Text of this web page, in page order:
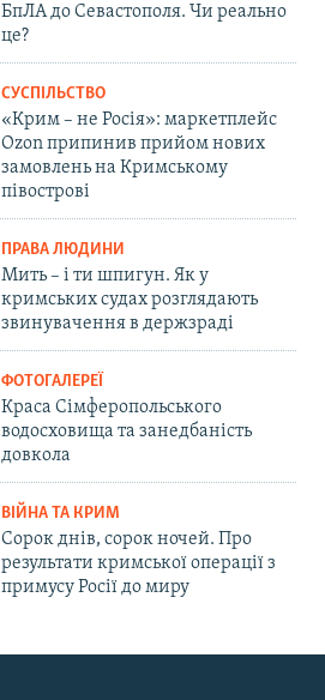
БпЛА до Севастополя. Чи реально
це?
СУСПІЛЬСТВО
«Крим – не Росія»: маркетплейс
Ozon припинив прийом нових
замовлень на Кримському
півострові
ПРАВА ЛЮДИНИ
Мить – і ти шпигун. Як у
кримських судах розглядають
звинувачення в держзраді
ФОТОГАЛЕРЕЇ
Краса Сімферопольського
водосховища та занедбаність
довкола
ВІЙНА ТА КРИМ
Сорок днів, сорок ночей. Про
результати кримської операції з
примусу Росії до миру